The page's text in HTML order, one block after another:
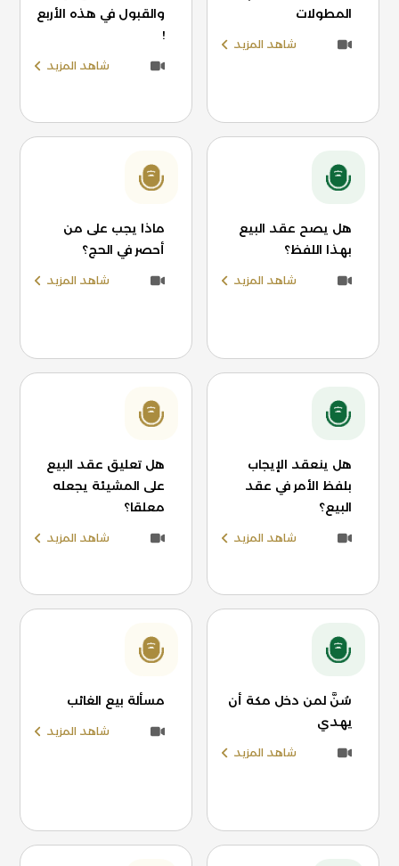
المطولات
شاهد المزيد
والقبول في هذه الأربع
!
شاهد المزيد
هل يصح عقد البيع
بهذا اللفظ؟
شاهد المزيد
ماذا يجب على من
أحصر في الحج؟
شاهد المزيد
هل ينعقد الإيجاب
بلفظ الأمر في عقد
البيع؟
شاهد المزيد
هل تعليق عقد البيع
على المشيئة يجعله
معلقا؟
شاهد المزيد
سُنَّ لمن دخل مكة أن
يهدي
شاهد المزيد
مسألة بيع الغائب
شاهد المزيد